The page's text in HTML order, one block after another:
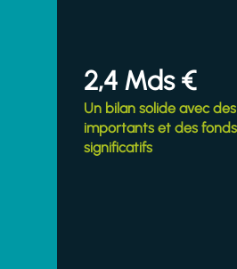
2,4 Mds €
Un bilan solide avec
importants et des
significatifs